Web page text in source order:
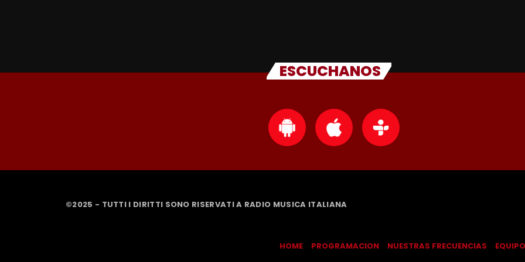
ESCUCHANOS
©2025 - TUTTI I DIRITTI SONO RISERVATI A RADIO MUSICA ITALIANA
HOME PROGRAMACION NUESTRAS FRECUENCIAS EQUIPO